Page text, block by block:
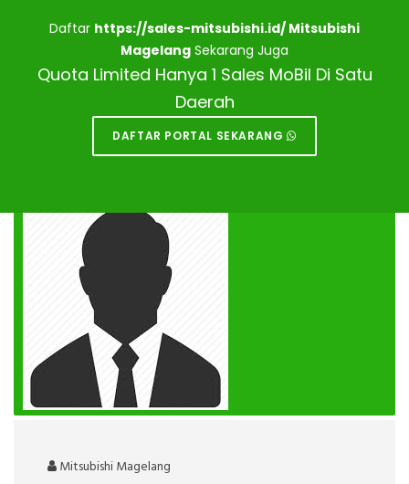
Daftar https://sales-mitsubishi.id/ Mitsubishi
Magelang Sekarang Juga
Quota Limited Hanya 1 Sales MoBil Di Satu
Daerah
DAFTAR PORTAL SEKARANG
DEALER MITSUBISHI
Mitsubishi Magelang